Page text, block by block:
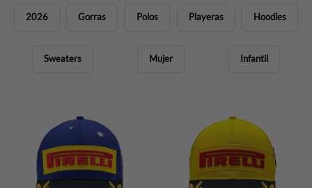
2026 Gorras Polos Playeras Hoodies
Sweaters Mujer Infantil